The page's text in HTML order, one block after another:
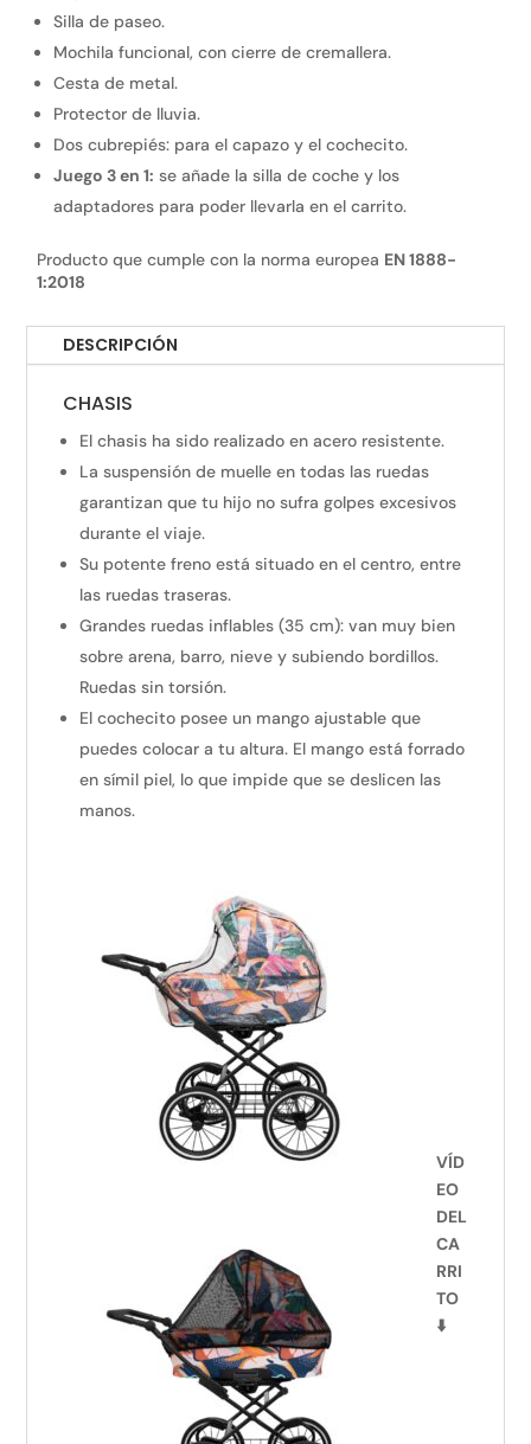
Silla de paseo.
Mochila funcional, con cierre de cremallera.
Cesta de metal.
Protector de lluvia.
Dos cubrepiés: para el capazo y el cochecito.
Juego 3 en 1: se añade la silla de coche y los
adaptadores para poder llevarla en el carrito.
Producto que cumple con la norma europea EN 1888-
1:2018
DESCRIPCIÓN
CHASIS
El chasis ha sido realizado en acero resistente.
La suspensión de muelle en todas las ruedas
garantizan que tu hijo no sufra golpes excesivos
durante el viaje.
Su potente freno está situado en el centro, entre
las ruedas traseras.
Grandes ruedas inflables (35 cm): van muy bien
sobre arena, barro, nieve y subiendo bordillos.
Ruedas sin torsión.
El cochecito posee un mango ajustable que
puedes colocar a tu altura. El mango está forrado
en símil piel, lo que impide que se deslicen las
manos.
VÍD
EO
DEL
CA
RRI
TO
⬇